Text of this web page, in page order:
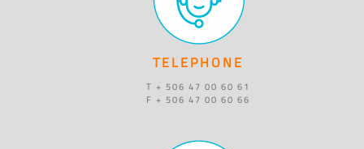
TELEPHONE
T + 506 47 00 60 61
F + 506 47 00 60 66